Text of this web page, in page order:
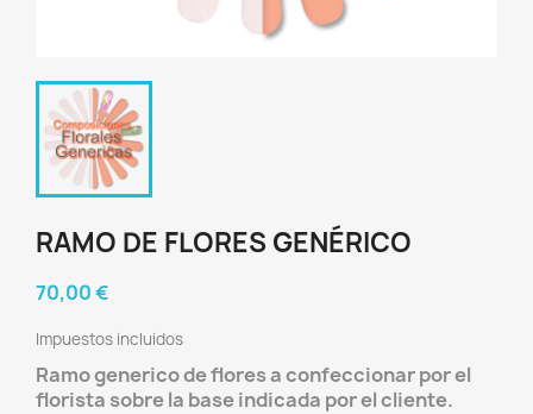
RAMO DE FLORES GENÉRICO
70,00 €
Impuestos incluidos
Ramo generico de flores a confeccionar por el
florista sobre la base indicada por el cliente.